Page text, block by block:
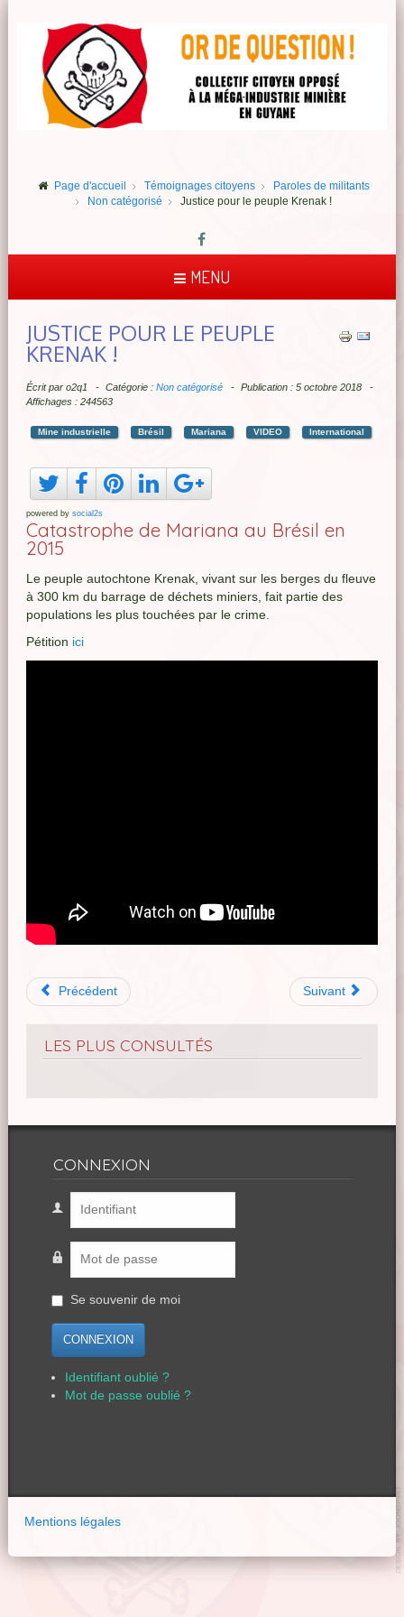
Page d'accueil Témoignages citoyens
Paroles de militants
Non catégorisé
Justice pour le peuple Krenak !
MENU
JUSTICE POUR LE PEUPLE
KRENAK !
Écrit par o2q1 Catégorie : Non catégorisé
Publication : 5 octobre 2018
Affichages : 244563
Mine industrielle Brésil Mariana VIDEO International
powered by social2s
Catastrophe de Mariana au Brésil en
2015
Le peuple autochtone Krenak, vivant sur les berges du fleuve
à 300 km du barrage de déchets miniers, fait partie des
populations les plus touchées par le crime.
Pétition ici
Précédent Suivant
LES PLUS CONSULTÉS
CONNEXION
Se souvenir de moi
CONNEXION
Identifiant oublié ?
Mot de passe oublié ?
Mentions légales